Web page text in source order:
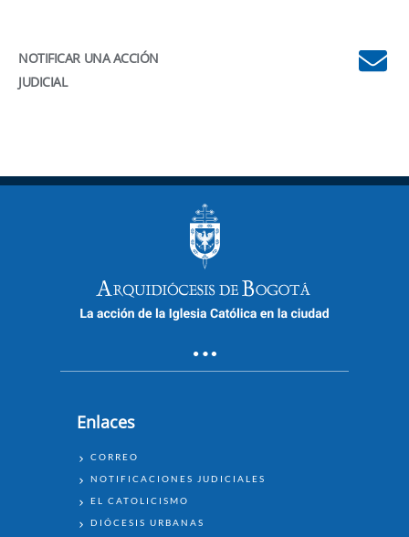
NOTIFICAR UNA ACCIÓN
JUDICIAL
Enlaces
ENLACES
CORREO
NOTIFICACIONES JUDICIALES
EL CATOLICISMO
DIÓCESIS URBANAS